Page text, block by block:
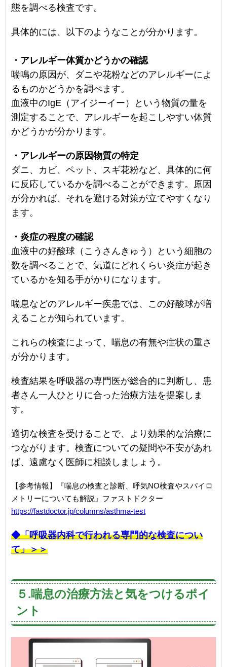
態を調べる検査です。
具体的には、以下のようなことが分かります。
・アレルギー体質かどうかの確認
喘鳴の原因が、ダニや花粉などのアレルギーによ
るものかどうかを調べます。
血液中のIgE（アイジーイー）という物質の量を
測定することで、アレルギーを起こしやすい体質
かどうかが分かります。
・アレルギーの原因物質の特定
ダニ、カビ、ペット、スギ花粉など、具体的に何
に反応しているかを調べることができます。原因
が分かれば、それを避ける対策が立てやすくなり
ます。
・炎症の程度の確認
血液中の好酸球（こうさんきゅう）という細胞の
数を調べることで、気道にどれくらい炎症が起き
ているかを知る手がかりになります。
喘息などのアレルギー疾患では、この好酸球が増
えることが知られています。
これらの検査によって、喘息の有無や症状の重さ
が分かります。
検査結果を呼吸器の専門医が総合的に判断し、患
者さん一人ひとりに合った治療方法を提案しま
す。
適切な検査を受けることで、より効果的な治療に
つながります。検査についての疑問や不安があれ
ば、遠慮なく医師に相談しましょう。
【参考情報】『喘息の検査と診断、呼気NO検査やスパイロ
メトリーについても解説』ファストドクター
https://fastdoctor.jp/columns/asthma-test
◆「呼吸器内科で行われる専門的な検査につい
て」＞＞
５.喘息の治療方法と気をつけるポイ
ント